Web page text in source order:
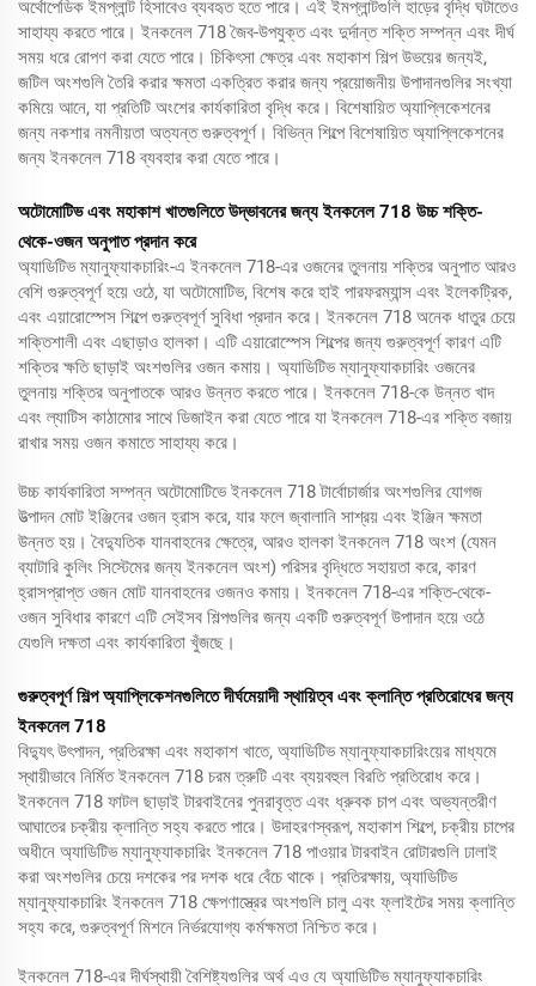
অর্থোপেডিক ইমপ্লান্ট হিসাবেও ব্যবহৃত হতে পারে। এই ইমপ্লান্টগুলি হাড়ের বৃদ্ধি ঘটাতেও
সাহায্য করতে পারে। ইনকনেল 718 জৈব-উপযুক্ত এবং দুর্দান্ত শক্তি সম্পন্ন এবং দীর্ঘ
সময় ধরে রোপণ করা যেতে পারে। চিকিৎসা ক্ষেত্র এবং মহাকাশ শিল্প উভয়ের জন্যই,
জটিল অংশগুলি তৈরি করার ক্ষমতা একত্রিত করার জন্য প্রয়োজনীয় উপাদানগুলির সংখ্যা
কমিয়ে আনে, যা প্রতিটি অংশের কার্যকারিতা বৃদ্ধি করে। বিশেষায়িত অ্যাপ্লিকেশনের
জন্য নকশার নমনীয়তা অত্যন্ত গুরুত্বপূর্ণ। বিভিন্ন শিল্পে বিশেষায়িত অ্যাপ্লিকেশনের
জন্য ইনকনেল 718 ব্যবহার করা যেতে পারে।
অটোমোটিভ এবং মহাকাশ খাতগুলিতে উদ্ভাবনের জন্য ইনকনেল 718 উচ্চ শক্তি-
থেকে-ওজন অনুপাত প্রদান করে
অ্যাডিটিভ ম্যানুফ্যাকচারিং-এ ইনকনেল 718-এর ওজনের তুলনায় শক্তির অনুপাত আরও
বেশি গুরুত্বপূর্ণ হয়ে ওঠে, যা অটোমোটিভ, বিশেষ করে হাই পারফরম্যান্স এবং ইলেকট্রিক,
এবং এয়ারোস্পেস শিল্পে গুরুত্বপূর্ণ সুবিধা প্রদান করে। ইনকনেল 718 অনেক ধাতুর চেয়ে
শক্তিশালী এবং এছাড়াও হালকা। এটি এয়ারোস্পেস শিল্পের জন্য গুরুত্বপূর্ণ কারণ এটি
শক্তির ক্ষতি ছাড়াই অংশগুলির ওজন কমায়। অ্যাডিটিভ ম্যানুফ্যাকচারিং ওজনের
তুলনায় শক্তির অনুপাতকে আরও উন্নত করতে পারে। ইনকনেল 718-কে উন্নত খাদ
এবং ল্যাটিস কাঠামোর সাথে ডিজাইন করা যেতে পারে যা ইনকনেল 718-এর শক্তি বজায়
রাখার সময় ওজন কমাতে সাহায্য করে।
উচ্চ কার্যকারিতা সম্পন্ন অটোমোটিভে ইনকনেল 718 টার্বোচার্জার অংশগুলির যোগজ
উত্পাদন মোট ইঞ্জিনের ওজন হ্রাস করে, যার ফলে জ্বালানি সাশ্রয় এবং ইঞ্জিন ক্ষমতা
উন্নত হয়। বৈদ্যুতিক যানবাহনের ক্ষেত্রে, আরও হালকা ইনকনেল 718 অংশ (যেমন
ব্যাটারি কুলিং সিস্টেমের জন্য ইনকনেল অংশ) পরিসর বৃদ্ধিতে সহায়তা করে, কারণ
হ্রাসপ্রাপ্ত ওজন মোট যানবাহনের ওজনও কমায়। ইনকনেল 718-এর শক্তি-থেকে-
ওজন সুবিধার কারণে এটি সেইসব শিল্পগুলির জন্য একটি গুরুত্বপূর্ণ উপাদান হয়ে ওঠে
যেগুলি দক্ষতা এবং কার্যকারিতা খুঁজছে।
গুরুত্বপূর্ণ শিল্প অ্যাপ্লিকেশনগুলিতে দীর্ঘমেয়াদী স্থায়িত্ব এবং ক্লান্তি প্রতিরোধের জন্য
ইনকনেল 718
বিদ্যুৎ উৎপাদন, প্রতিরক্ষা এবং মহাকাশ খাতে, অ্যাডিটিভ ম্যানুফ্যাকচারিংয়ের মাধ্যমে
স্থায়ীভাবে নির্মিত ইনকনেল 718 চরম ত্রুটি এবং ব্যয়বহুল বিরতি প্রতিরোধ করে।
ইনকনেল 718 ফাটল ছাড়াই টারবাইনের পুনরাবৃত্ত এবং ধ্রুবক চাপ এবং অভ্যন্তরীণ
আঘাতের চক্রীয় ক্লান্তি সহ্য করতে পারে। উদাহরণস্বরূপ, মহাকাশ শিল্পে, চক্রীয় চাপের
অধীনে অ্যাডিটিভ ম্যানুফ্যাকচারিং ইনকনেল 718 পাওয়ার টারবাইন রোটারগুলি ঢালাই
করা অংশগুলির চেয়ে দশকের পর দশক ধরে বেঁচে থাকে। প্রতিরক্ষায়, অ্যাডিটিভ
ম্যানুফ্যাকচারিং ইনকনেল 718 ক্ষেপণাস্ত্রের অংশগুলি চালু এবং ফ্লাইটের সময় ক্লান্তি
সহ্য করে, গুরুত্বপূর্ণ মিশনে নির্ভরযোগ্য কর্মক্ষমতা নিশ্চিত করে।
ইনকনেল 718-এর দীর্ঘস্থায়ী বৈশিষ্ট্যগুলির অর্থ এও যে অ্যাডিটিভ ম্যানুফ্যাকচারিং